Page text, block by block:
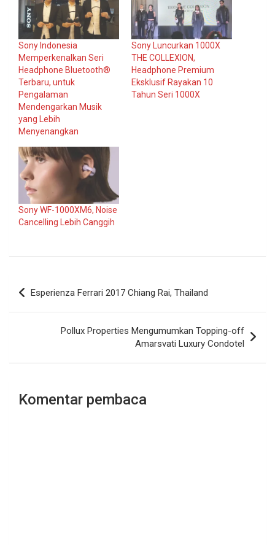
Sony Indonesia
Memperkenalkan Seri
Headphone Bluetooth®
Terbaru, untuk
Pengalaman
Mendengarkan Musik
yang Lebih
Menyenangkan
Sony Luncurkan 1000X
THE COLLEXION,
Headphone Premium
Eksklusif Rayakan 10
Tahun Seri 1000X
Sony WF-1000XM6, Noise
Cancelling Lebih Canggih
Navigasi
pos
Esperienza Ferrari 2017 Chiang Rai, Thailand
Pollux Properties Mengumumkan Topping-off
Amarsvati Luxury Condotel
Komentar pembaca